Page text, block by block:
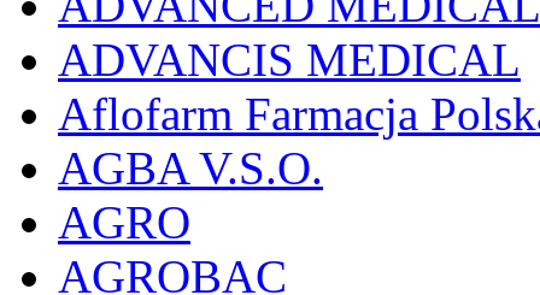
ADVANCIS MEDICAL
Aflofarm Farmacja
AGBA V.S.O.
AGRO
AGROBAC